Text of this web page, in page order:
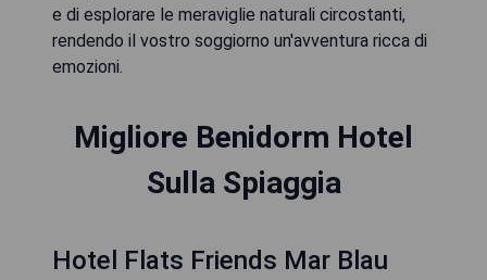
e di esplorare le meraviglie naturali circostanti,
rendendo il vostro soggiorno un'avventura ricca di
emozioni.
Migliore Benidorm Hotel
Sulla Spiaggia
Hotel Flats Friends Mar Blau